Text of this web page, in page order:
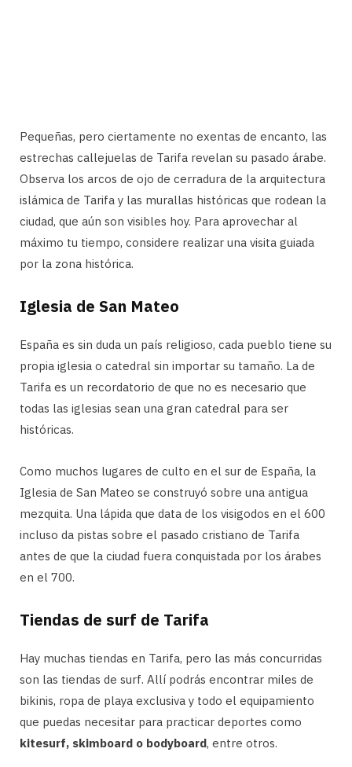
Pequeñas, pero ciertamente no exentas de encanto, las
estrechas callejuelas de Tarifa revelan su pasado árabe.
Observa los arcos de ojo de cerradura de la arquitectura
islámica de Tarifa y las murallas históricas que rodean la
ciudad, que aún son visibles hoy. Para aprovechar al
máximo tu tiempo, considere realizar una visita guiada
por la zona histórica.
Iglesia de San Mateo
España es sin duda un país religioso, cada pueblo tiene su
propia iglesia o catedral sin importar su tamaño. La de
Tarifa es un recordatorio de que no es necesario que
todas las iglesias sean una gran catedral para ser
históricas.
Como muchos lugares de culto en el sur de España, la
Iglesia de San Mateo se construyó sobre una antigua
mezquita. Una lápida que data de los visigodos en el 600
incluso da pistas sobre el pasado cristiano de Tarifa
antes de que la ciudad fuera conquistada por los árabes
en el 700.
Tiendas de surf de Tarifa
Hay muchas tiendas en Tarifa, pero las más concurridas
son las tiendas de surf. Allí podrás encontrar miles de
bikinis, ropa de playa exclusiva y todo el equipamiento
que puedas necesitar para practicar deportes como
kitesurf, skimboard o bodyboard, entre otros.